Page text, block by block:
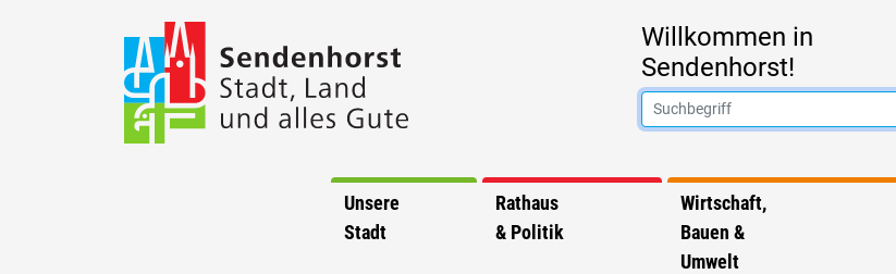
Willkommen in
Sendenhorst!
Unsere
Stadt
Rathaus
& Politik
Wirtschaft,
Bauen &
Umwelt